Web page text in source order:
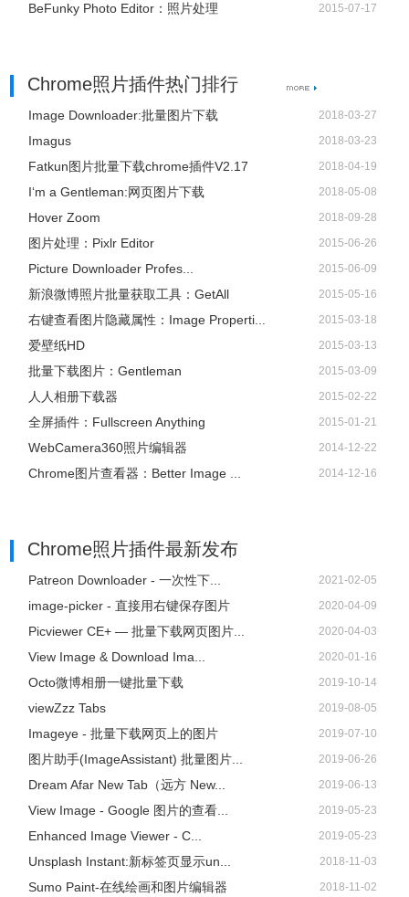
BeFunky Photo Editor：照片处理 2015-07-17
Chrome照片插件热门排行
Image Downloader:批量图片下载 2018-03-27
Imagus 2018-03-23
Fatkun图片批量下载chrome插件V2.17 2018-04-19
I‘m a Gentleman:网页图片下载 2018-05-08
Hover Zoom 2018-09-28
图片处理：Pixlr Editor 2015-06-26
Picture Downloader Profes... 2015-06-09
新浪微博照片批量获取工具：GetAll 2015-05-16
右键查看图片隐藏属性：Image Properti... 2015-03-18
爱壁纸HD 2015-03-13
批量下载图片：Gentleman 2015-03-09
人人相册下载器 2015-02-22
全屏插件：Fullscreen Anything 2015-01-21
WebCamera360照片编辑器 2014-12-22
Chrome图片查看器：Better Image ... 2014-12-16
Chrome照片插件最新发布
Patreon Downloader - 一次性下... 2021-02-05
image-picker - 直接用右键保存图片 2020-04-09
Picviewer CE+ — 批量下载网页图片... 2020-04-03
View Image & Download Ima... 2020-01-16
Octo微博相册一键批量下载 2019-10-14
viewZzz Tabs 2019-08-05
Imageye - 批量下载网页上的图片 2019-07-10
图片助手(ImageAssistant) 批量图片... 2019-06-26
Dream Afar New Tab（远方 New... 2019-06-13
View Image - Google 图片的查看... 2019-05-23
Enhanced Image Viewer - C... 2019-05-23
Unsplash Instant:新标签页显示un... 2018-11-03
Sumo Paint-在线绘画和图片编辑器 2018-11-02